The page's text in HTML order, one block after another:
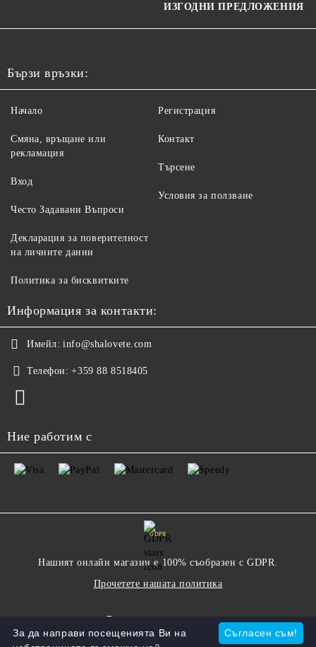
ИЗГОДНИ ПРЕДЛОЖЕНИЯ
Бързи връзки:
Начало
Смяна, връщане или
рекламация
Вход
Често Задавани Въпроси
Регистрация
Контакт
Търсене
Условия за ползване
Декларация за поверителност
на личните данни
Политика за бисквитките
Информация за контакти:
Имейл: info@shalovete.com
Телефон: +359 88 8518405
Ние работим с
GDPR
Нашият онлайн магазин е 100% съобразен с GDPR.
Прочетете нашата политика
Съгласен съм!
За да направи посещенията Ви на